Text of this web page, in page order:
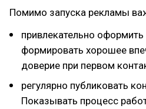
Помимо запуска рекламы
привлекательно
формировать хорошее
доверие при первом
регулярно публиковать
Показывать процесс